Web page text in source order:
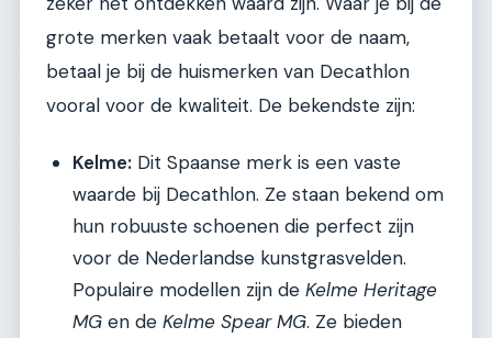
grote merken vaak betaalt voor de naam,
betaal je bij de huismerken van Decathlon
vooral voor de kwaliteit. De bekendste zijn:
Kelme: Dit Spaanse merk is een vaste
waarde bij Decathlon. Ze staan bekend om
hun robuuste schoenen die perfect zijn
voor de Nederlandse kunstgrasvelden.
Populaire modellen zijn de Kelme Heritage
MG en de Kelme Spear MG. Ze bieden